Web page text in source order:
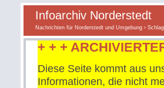
Infoarchiv Norderstedt
Nachrichten für Norderstedt und Umgebung ›
+ + +
Diese Seite kommt aus
Informationen, die nicht